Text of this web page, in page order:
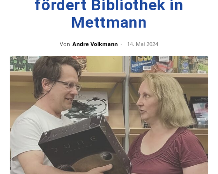
fördert Bibliothek in
Mettmann
Von Andre Volkmann - 14. Mai 2024